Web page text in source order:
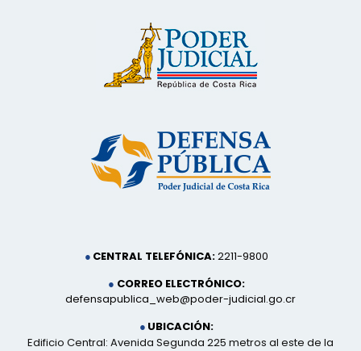
CENTRAL TELEFÓNICA:2211-9800
CORREO ELECTRÓNICO:
defensapublica_web@poder-judicial.go.cr
UBICACIÓN:
Edificio Central: Avenida Segunda 225 metros al este de la